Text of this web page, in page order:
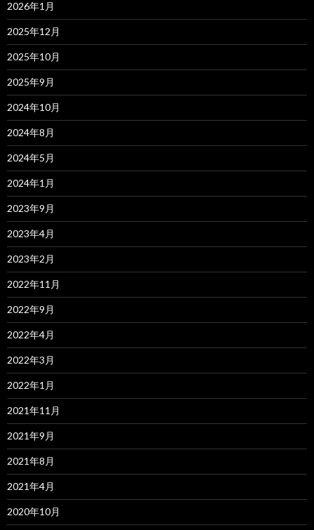
2026年1月
2025年12月
2025年10月
2025年9月
2024年10月
2024年8月
2024年5月
2024年1月
2023年9月
2023年4月
2023年2月
2022年11月
2022年9月
2022年4月
2022年3月
2022年1月
2021年11月
2021年9月
2021年8月
2021年4月
2020年10月